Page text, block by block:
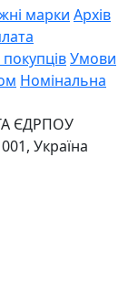
марки Архів
Умови
Номінальна
ЄДРПОУ
Україна